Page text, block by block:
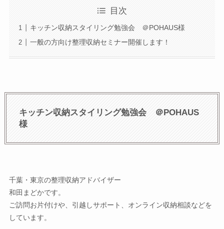
目次
キッチン収納スタイリング勉強会 ＠POHAUS様
一般の方向け整理収納セミナー開催します！
キッチン収納スタイリング勉強会 ＠POHAUS
様
千葉・東京の整理収納アドバイザー
和田まどかです。
ご訪問お片付けや、引越しサポート、オンライン収納相談などを
しています。